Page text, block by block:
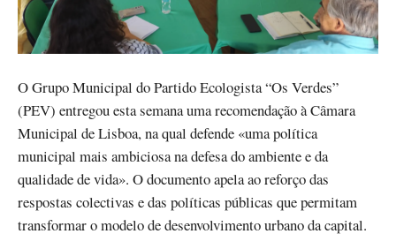
O Grupo Municipal do Partido Ecologista “Os Verdes”
(PEV) entregou esta semana uma recomendação à Câmara
Municipal de Lisboa, na qual defende «uma política
municipal mais ambiciosa na defesa do ambiente e da
qualidade de vida». O documento apela ao reforço das
respostas colectivas e das políticas públicas que permitam
transformar o modelo de desenvolvimento urbano da capital.